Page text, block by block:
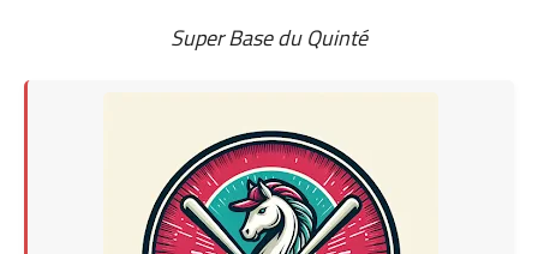
Super Base du Quinté